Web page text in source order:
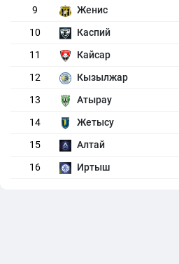
9
Женис
10
Каспий
11
Кайсар
12
Кызылжар
13
Атырау
14
Жетысу
15
Алтай
16
Иртыш